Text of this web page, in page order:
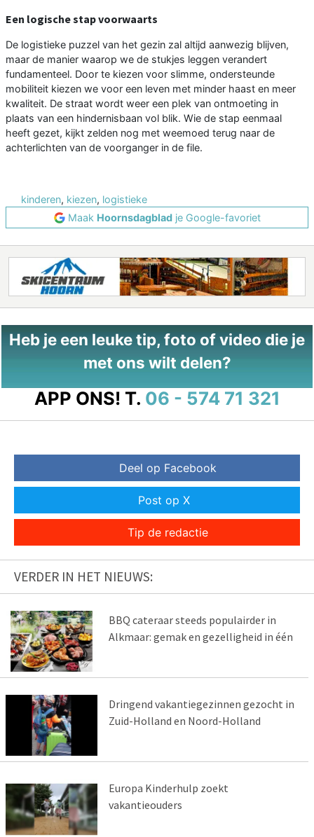
Een logische stap voorwaarts
De logistieke puzzel van het gezin zal altijd aanwezig blijven,
maar de manier waarop we de stukjes leggen verandert
fundamenteel. Door te kiezen voor slimme, ondersteunde
mobiliteit kiezen we voor een leven met minder haast en meer
kwaliteit. De straat wordt weer een plek van ontmoeting in
plaats van een hindernisbaan vol blik. Wie de stap eenmaal
heeft gezet, kijkt zelden nog met weemoed terug naar de
achterlichten van de voorganger in de file.
kinderen, kiezen, logistieke
Maak Hoornsdagbladje Google-favoriet
Heb je een leuke tip, foto of video die je
met ons wilt delen?
APP ONS! T. 06 - 574 71 321
Deel op Facebook
Post op X
Tip de redactie
VERDER IN HET NIEUWS:
BBQ cateraar steeds populairder in
Alkmaar: gemak en gezelligheid in één
Dringend vakantiegezinnen gezocht in
Zuid-Holland en Noord-Holland
Europa Kinderhulp zoekt
vakantieouders